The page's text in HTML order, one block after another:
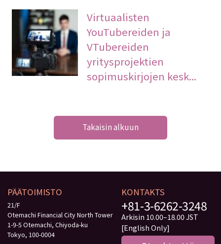
Virtuaalisten
YouTubereiden ja
VTubereiden
yritysprojektien
sopimuskirjojen kesk...
Takaisin alkuun
PÄÄTOIMISTO
21/F
Otemachi Financial City North Tower
1-9-5 Otemachi, Chiyoda-ku
Tokyo, 100-0004
KONTAKTS
+81-3-6262-3248
Arkisin 10.00–18.00 JST
[English Only]